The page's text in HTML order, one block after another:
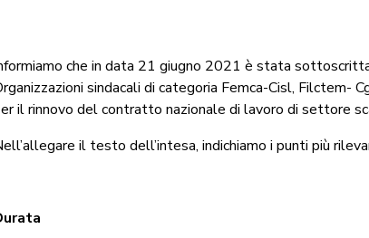
che in data 21 giugno 2021 è stata
sindacali di categoria Femca-Cisl, Filctem-
il rinnovo del contratto nazionale di lavoro di settore
il testo dell’intesa, indichiamo i punti più